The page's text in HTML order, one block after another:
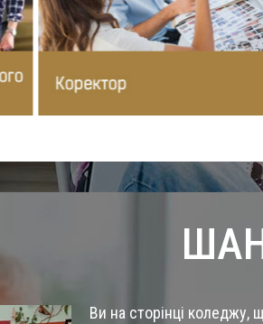
Ви на сторінці коледжу,